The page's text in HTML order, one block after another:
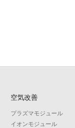
空気改善
プラズマモジュール
イオンモジュール